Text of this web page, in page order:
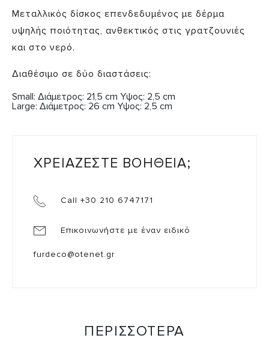
Μεταλλικός δίσκος επενδεδυμένος με δέρμα
υψηλής ποιότητας, ανθεκτικός στις γρατζουνιές
και στο νερό.
Διαθέσιμο σε δύο διαστάσεις:
Small: Διάμετρος: 21,5 cm Υψος: 2,5 cm
Large: Διάμετρος: 26 cm Υψος: 2,5 cm
ΧΡΕΙΑΖΕΣΤΕ ΒΟΗΘΕΙΑ;
Call +30 210 6747171
Επικοινωνήστε με έναν ειδικό
furdeco@otenet.gr
ΠΕΡΙΣΣΟΤΕΡΑ